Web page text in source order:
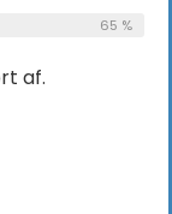
65 %
af.